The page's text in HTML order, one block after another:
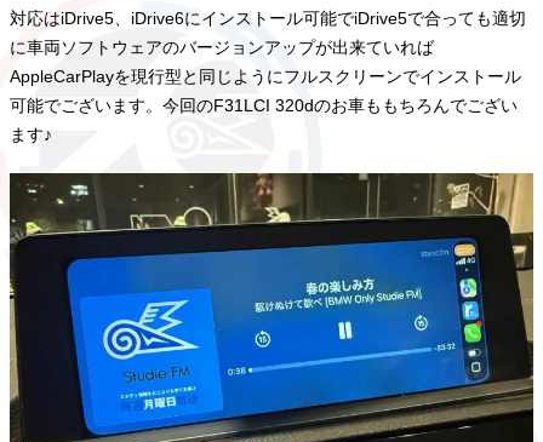
対応はiDrive5、iDrive6にインストール可能でiDrive5で合っても適切
に車両ソフトウェアのバージョンアップが出来ていれば
AppleCarPlayを現行型と同じようにフルスクリーンでインストール
可能でございます。今回のF31LCI 320dのお車ももちろんでござい
ます♪